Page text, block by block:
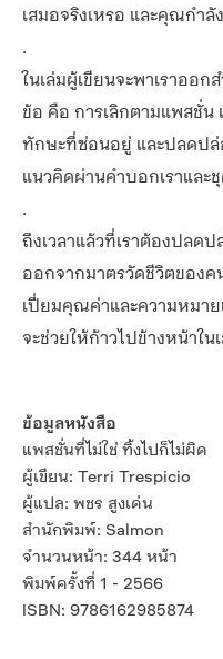
เสมอจริงเหรอ และคุณกำลั
.
ในเล่มผู้เขียนจะพาเราออ
ข้อ คือ การเลิกตามแพสชั่น
ทักษะที่ซ่อนอยู่ และปลดปล่
แนวคิดผ่านคำบอกเราและ
.
ถึงเวลาแล้วที่เราต้องปลด
ออกจากมาตรวัดชีวิตของ
เปี่ยมคุณค่าและความหมาย
จะช่วยให้ก้าวไปข้างหน้าใน
ข้อมูลหนังสือ
แพสชั่นที่ไม่ใช่ ทิ้งไปก็ไม่ผิด
ผู้เขียน: Terri Trespicio
ผู้แปล: พชร สูงเด่น
สำนักพิมพ์: Salmon
จำนวนหน้า: 344 หน้า
พิมพ์ครั้งที่ 1 - 2566
ISBN: 9786162985874